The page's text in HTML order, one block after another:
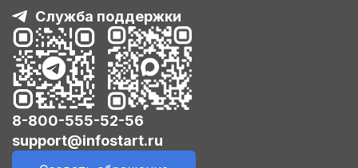
Служба поддержки
8-800-555-52-56
support@infostart.ru